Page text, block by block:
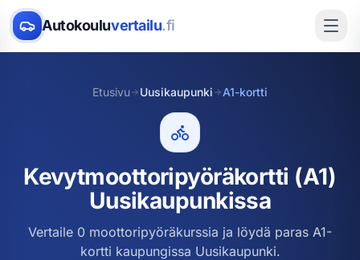
Autokouluvertailu.fi
Etusivu Uusikaupunki A1-kortti
Kevytmoottoripyöräkortti (A1)
Uusikaupunkissa
Vertaile 0 moottoripyöräkurssia ja löydä paras A1-
kortti kaupungissa Uusikaupunki.